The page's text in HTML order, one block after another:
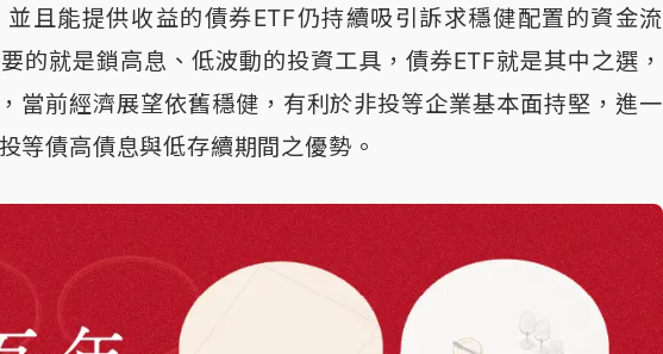
且能提供收益的債券ETF仍持續吸引訴求穩健配置的資金流
的就是鎖高息、低波動的投資工具，債券ETF就是其中之選，
當前經濟展望依舊穩健，有利於非投等企業基本面持堅，進一
等債高債息與低存續期間之優勢。